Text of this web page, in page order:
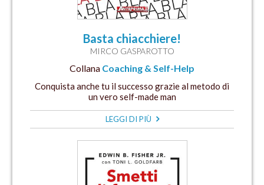
Basta chiacchiere!
MIRCO GASPAROTTO
Collana Coaching & Self-Help
Conquista anche tu il successo grazie al metodo di
un vero self-made man
LEGGI DI PIÙ